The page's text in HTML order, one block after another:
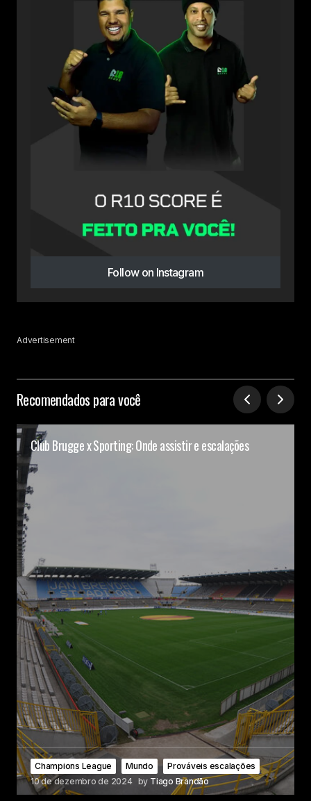
Follow on Instagram
Advertisement
Recomendados para você
Club Brugge x Sporting: Onde assistir e escalações
Champions League Mundo
Prováveis escalações
10 de dezembro de 2024 by Tiago Brandão